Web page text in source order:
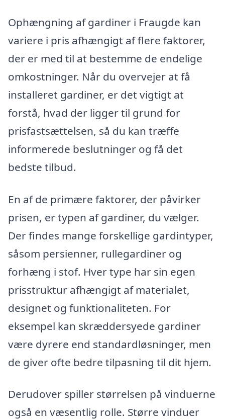
Ophængning af gardiner i Fraugde kan
variere i pris afhængigt af flere faktorer,
der er med til at bestemme de endelige
omkostninger. Når du overvejer at få
installeret gardiner, er det vigtigt at
forstå, hvad der ligger til grund for
prisfastsættelsen, så du kan træffe
informerede beslutninger og få det
bedste tilbud.
En af de primære faktorer, der påvirker
prisen, er typen af gardiner, du vælger.
Der findes mange forskellige gardintyper,
såsom persienner, rullegardiner og
forhæng i stof. Hver type har sin egen
prisstruktur afhængigt af materialet,
designet og funktionaliteten. For
eksempel kan skræddersyede gardiner
være dyrere end standardløsninger, men
de giver ofte bedre tilpasning til dit hjem.
Derudover spiller størrelsen på vinduerne
også en væsentlig rolle. Større vinduer